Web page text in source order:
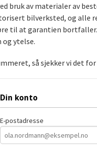
bruk av materialer av
bilverksted, og
til at garantien
og ytelse.
så sjekker vi det
Din konto
E-postadresse